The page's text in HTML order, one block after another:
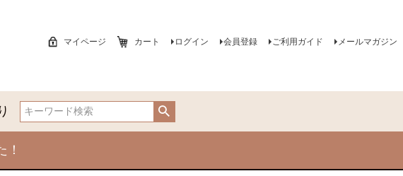
マイページ カート ログイン 会員登録 ご利用ガイド メールマガジン
！